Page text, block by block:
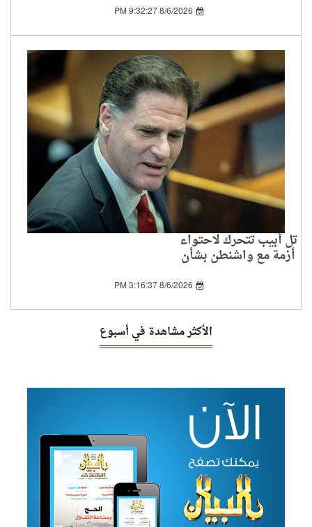
التعاون بين الدولتين8/6/2026 9:32:27 PM
تل أبيب تتحرك لاحتواء
أزمة مع واشنطن بشأن
اتفاق غزة
8/6/2026 3:16:37 PM
الأكثر مشاهدة في أسبوع